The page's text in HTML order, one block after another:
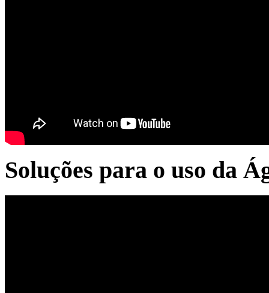
Soluções para o uso da